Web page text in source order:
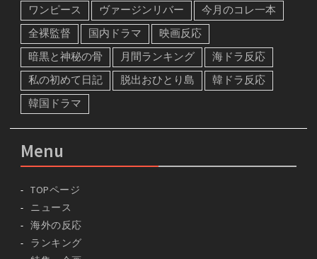
ワンピース
ヴァージンリバー
今月のコレ一本
全裸監督
国内ドラマ
映画反応
暗黒と神秘の骨
月間ランキング
海ドラ反応
私の初めて日記
脱出おひとり島
韓ドラ反応
韓国ドラマ
Menu
TOPページ
ニュース
海外の反応
ランキング